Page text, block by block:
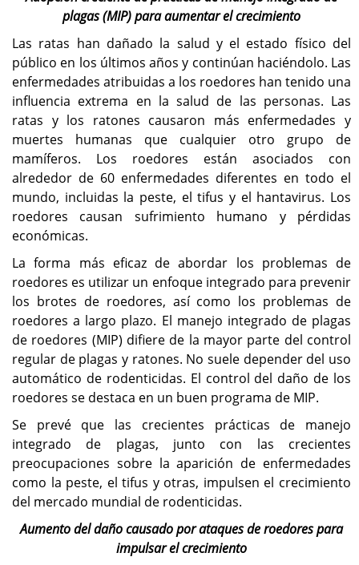
plagas (MIP) para aumentar el crecimiento
Las ratas han dañado la salud y el estado físico del
público en los últimos años y continúan haciéndolo. Las
enfermedades atribuidas a los roedores han tenido una
influencia extrema en la salud de las personas. Las
ratas y los ratones causaron más enfermedades y
muertes humanas que cualquier otro grupo de
mamíferos. Los roedores están asociados con
alrededor de 60 enfermedades diferentes en todo el
mundo, incluidas la peste, el tifus y el hantavirus. Los
roedores causan sufrimiento humano y pérdidas
económicas.
La forma más eficaz de abordar los problemas de
roedores es utilizar un enfoque integrado para prevenir
los brotes de roedores, así como los problemas de
roedores a largo plazo. El manejo integrado de plagas
de roedores (MIP) difiere de la mayor parte del control
regular de plagas y ratones. No suele depender del uso
automático de rodenticidas. El control del daño de los
roedores se destaca en un buen programa de MIP.
Se prevé que las crecientes prácticas de manejo
integrado de plagas, junto con las crecientes
preocupaciones sobre la aparición de enfermedades
como la peste, el tifus y otras, impulsen el crecimiento
del mercado mundial de rodenticidas.
Aumento del daño causado por ataques de roedores para
impulsar el crecimiento